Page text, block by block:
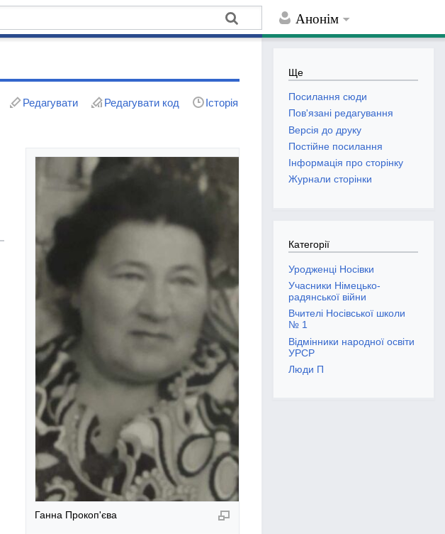
Анонім
Редагувати Редагувати код Історія
Ганна Прокоп'єва
Ще
Посилання сюди
Пов'язані редагування
Версія до друку
Постійне посилання
Інформація про сторінку
Журнали сторінки
Категорії
Уродженці Носівки
Учасники Німецько-
радянської війни
Вчителі Носівської школи
№ 1
Відмінники народної освіти
УРСР
Люди П